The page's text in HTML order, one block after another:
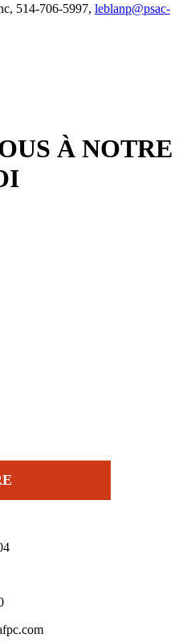
514-706-5997, leblanp@psac-
À NOTRE